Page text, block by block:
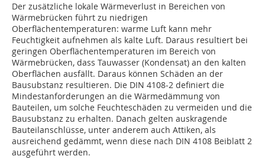
Der zusätzliche lokale Wärmeverlust in Bereichen von
Wärmebrücken führt zu niedrigen
Oberflächentemperaturen: warme Luft kann mehr
Feuchtigkeit aufnehmen als kalte Luft. Daraus resultiert bei
geringen Oberflächentemperaturen im Bereich von
Wärmebrücken, dass Tauwasser (Kondensat) an den kalten
Oberflächen ausfällt. Daraus können Schäden an der
Bausubstanz resultieren. Die DIN 4108-2 definiert die
Mindestanforderungen an die Wärmedämmung von
Bauteilen, um solche Feuchteschäden zu vermeiden und die
Bausubstanz zu erhalten. Danach gelten auskragende
Bauteilanschlüsse, unter anderem auch Attiken, als
ausreichend gedämmt, wenn diese nach DIN 4108 Beiblatt 2
ausgeführt werden.